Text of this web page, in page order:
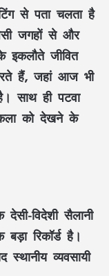
से पता चलता है
जगहों से और
इकलौते जीवित
हैं, जहां आज भी
साथ ही पटवा
को देखने के
विदेशी सैलानी
रिकॉर्ड है।
व्यवसायी